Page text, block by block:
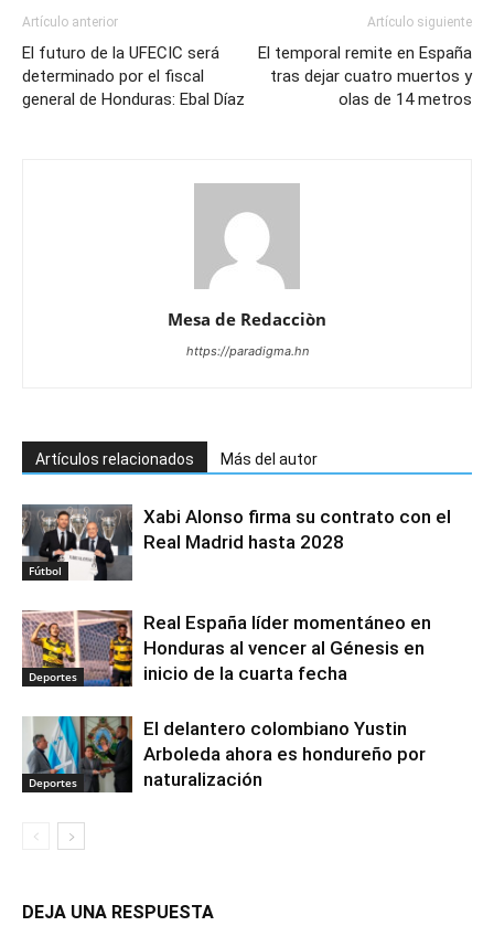
Artículo anterior
El futuro de la UFECIC será
determinado por el fiscal
general de Honduras: Ebal Díaz
Artículo siguiente
El temporal remite en España
tras dejar cuatro muertos y
olas de 14 metros
Mesa de Redacciòn
https://paradigma.hn
Artículos relacionados Más del autor
Fútbol
Xabi Alonso firma su contrato con el
Real Madrid hasta 2028
Deportes
Real España líder momentáneo en
Honduras al vencer al Génesis en
inicio de la cuarta fecha
Deportes
El delantero colombiano Yustin
Arboleda ahora es hondureño por
naturalización
DEJA UNA RESPUESTA